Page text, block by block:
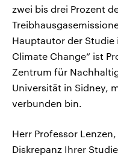
zwei bis drei Prozent
Hauptautor der Studie
Climate Change“ ist
Zentrum für
Universität in Sidney,
verbunden bin.
Herr Professor
Diskrepanz Ihrer